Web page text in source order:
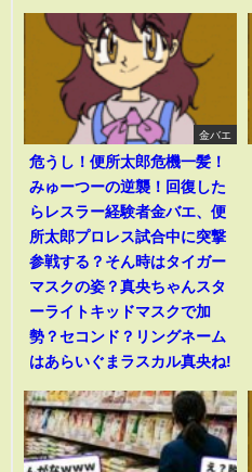
金バエ
危うし！便所太郎危機一髪！
みゅーつーの逆襲！回復した
らレスラー経験者金バエ、便
所太郎プロレス試合中に突撃
参戦する？そん時はタイガー
マスクの姿？真央ちゃんスタ
ーライトキッドマスクで加
勢？セコンド？リングネーム
はあらいぐまラスカル真央ね!